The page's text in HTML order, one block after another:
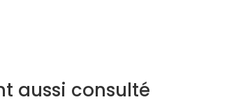
aussi consulté